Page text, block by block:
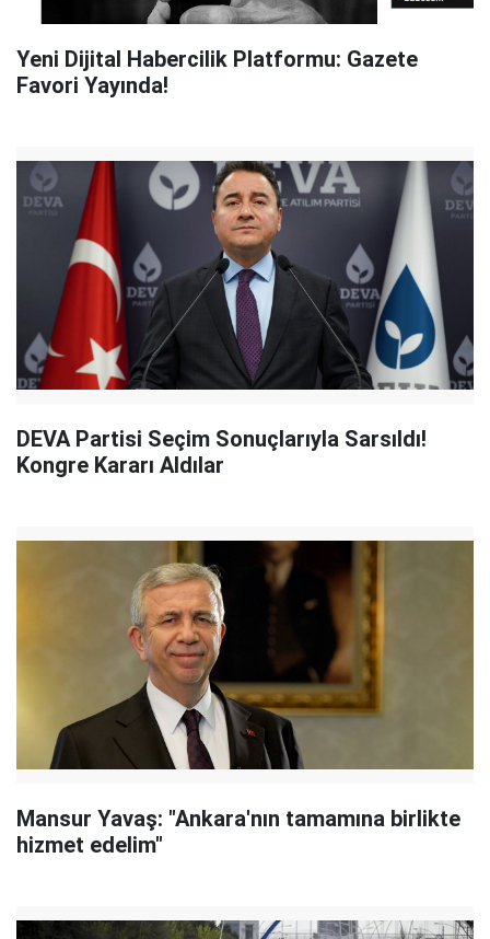
Yeni Dijital Habercilik Platformu: Gazete
Favori Yayında!
DEVA Partisi Seçim Sonuçlarıyla Sarsıldı!
Kongre Kararı Aldılar
Mansur Yavaş: "Ankara'nın tamamına birlikte
hizmet edelim"